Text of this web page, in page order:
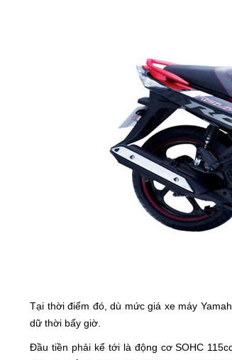
Tại thời điểm đó, dù mức giá xe máy
dữ thời bấy giờ.
Đầu tiền phải kể tới là động cơ SOHC